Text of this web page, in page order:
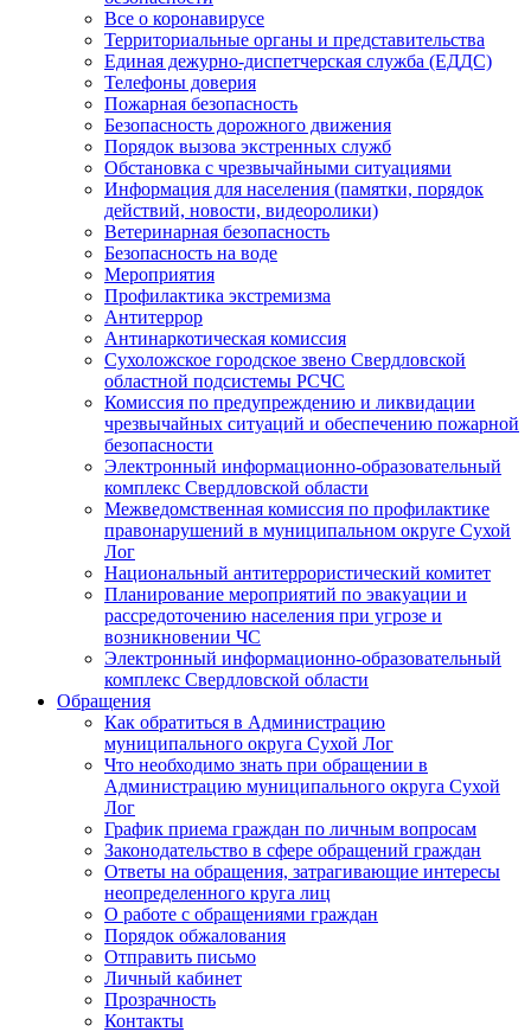
Все о коронавирусе
Территориальные органы и представительства
Единая дежурно-диспетчерская служба (ЕДДС)
Телефоны доверия
Пожарная безопасность
Безопасность дорожного движения
Порядок вызова экстренных служб
Обстановка с чрезвычайными ситуациями
Информация для населения (памятки, порядок
действий, новости, видеоролики)
Ветеринарная безопасность
Безопасность на воде
Мероприятия
Профилактика экстремизма
Антитеррор
Антинаркотическая комиссия
Сухоложское городское звено Свердловской
областной подсистемы РСЧС
Комиссия по предупреждению и ликвидации
чрезвычайных ситуаций и обеспечению пожарной
безопасности
Электронный информационно-образовательный
комплекс Cвердловской области
Межведомственная комиссия по профилактике
правонарушений в муниципальном округе Сухой
Лог
Национальный антитеррористический комитет
Планирование мероприятий по эвакуации и
рассредоточению населения при угрозе и
возникновении ЧС
Электронный информационно-образовательный
комплекс Свердловской области
Обращения
Как обратиться в Администрацию
муниципального округа Сухой Лог
Что необходимо знать при обращении в
Администрацию муниципального округа Сухой
Лог
График приема граждан по личным вопросам
Законодательство в сфере обращений граждан
Ответы на обращения, затрагивающие интересы
неопределенного круга лиц
О работе с обращениями граждан
Порядок обжалования
Отправить письмо
Личный кабинет
Прозрачность
Контакты